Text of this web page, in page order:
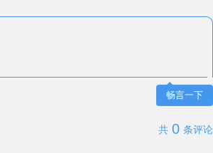
畅言一下
共 0 条评论